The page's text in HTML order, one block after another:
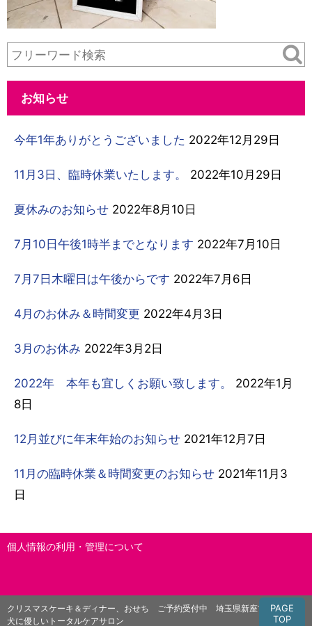
お知らせ
今年1年ありがとうございました 2022年12月29日
11月3日、臨時休業いたします。 2022年10月29日
夏休みのお知らせ 2022年8月10日
7月10日午後1時半までとなります 2022年7月10日
7月7日木曜日は午後からです 2022年7月6日
4月のお休み＆時間変更 2022年4月3日
3月のお休み 2022年3月2日
2022年 本年も宜しくお願い致します。
2022年1月
8日
12月並びに年末年始のお知らせ 2021年12月7日
11月の臨時休業＆時間変更のお知らせ 2021年11月3
日
個人情報の利用・管理について
クリスマスケーキ＆ディナー、おせち ご予約受付中 埼玉県新座市・シニア
犬に優しいトータルケアサロン
PAGE
TOP